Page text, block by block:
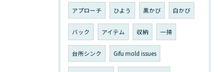
アプローチ ひよう 黒かび 白かび
バック アイテム 収納 一掃
台所シンク Gifu mold issues